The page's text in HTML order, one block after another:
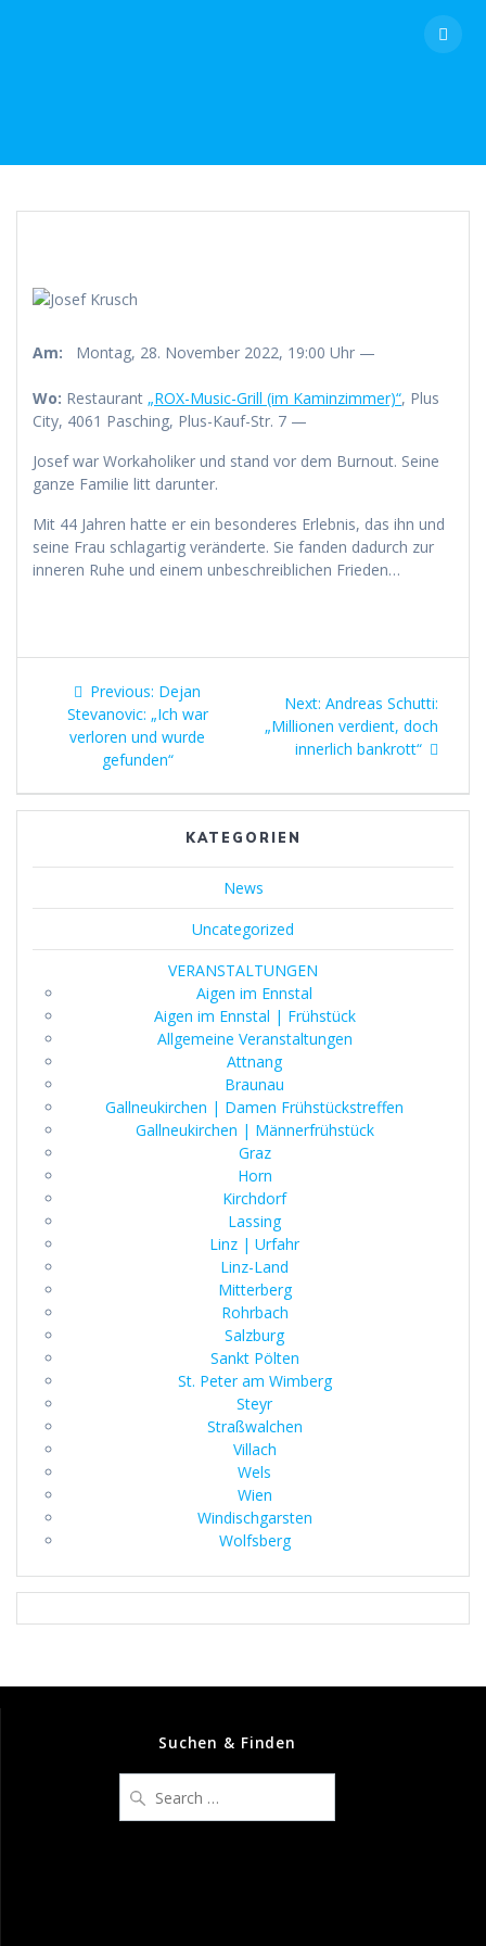
Am: Montag, 28. November 2022, 19:00 Uhr —
Wo: Restaurant „ROX-Music-Grill (im Kaminzimmer)“, Plus
City, 4061 Pasching, Plus-Kauf-Str. 7 —
Josef war Workaholiker und stand vor dem Burnout. Seine
ganze Familie litt darunter.
Mit 44 Jahren hatte er ein besonderes Erlebnis, das ihn und
seine Frau schlagartig veränderte. Sie fanden dadurch zur
inneren Ruhe und einem unbeschreiblichen Frieden…
Beitragsnavigation
Previous: Previous
post:
Dejan
Stevanovic: „Ich war
verloren und wurde
gefunden“
Next: Next
post:
Andreas Schutti:
„Millionen verdient, doch
innerlich bankrott“
KATEGORIEN
News
Uncategorized
VERANSTALTUNGEN
Aigen im Ennstal
Aigen im Ennstal | Frühstück
Allgemeine Veranstaltungen
Attnang
Braunau
Gallneukirchen | Damen Frühstückstreffen
Gallneukirchen | Männerfrühstück
Graz
Horn
Kirchdorf
Lassing
Linz | Urfahr
Linz-Land
Mitterberg
Rohrbach
Salzburg
Sankt Pölten
St. Peter am Wimberg
Steyr
Straßwalchen
Villach
Wels
Wien
Windischgarsten
Wolfsberg
Suchen & Finden
for: